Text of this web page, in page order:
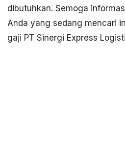
dibutuhkan. Semoga
Anda yang sedang mencari
gaji PT Sinergi Express